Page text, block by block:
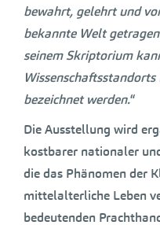
bewahrt, gelehrt und
bekannte Welt
seinem Skriptorium
bezeichnet werden.“
Die Ausstellung wird
kostbarer nationaler
die das Phänomen der
mittelalterliche Leben
bedeutenden